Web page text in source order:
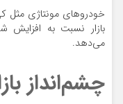
خودروهای مونتاژی مثل
بازار نسبت به
می‌دهد.
چشم‌انداز